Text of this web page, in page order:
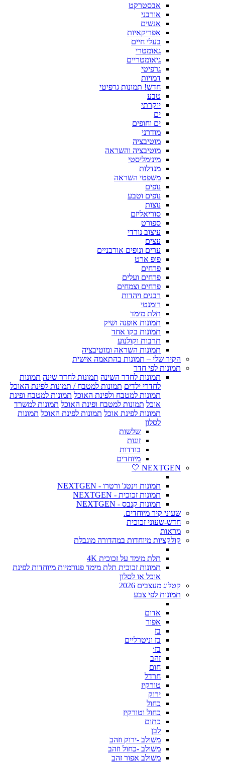
אבסטרקט
אורבני
אנשים
אפריקאיות
בעלי חיים
גאומטרי
גיאומטריים
גרפיטי
דמויות
חדש! תמונות גרפיטי
טבע
יוקרתי
ים
ים וחופים
מודרני
מוטיבציה
מוטיבציה והשראה
מינימליסטי
מנדלות
משפטי השראה
נופים
נופים וטבע
נוצות
סוריאליזם
ספורט
עיצוב נורדי
עצים
ערים ונופים אורבניים
פופ ארט
פרחים
פרחים ועלים
פרחים וצמחים
רבנים ויהדות
רומנטי
תלת מימד
תמונות אופנה ושיק
תמונות בקו אחד
תרבות וקולנוע
תמונות השראה ומוטיבציה
הקיר שלי – תמונות בהתאמה אישית
תמונות לפי חדר
תמונות לחדר השינה תמונות לחדר שינה תמונות
לחדרי ילדים תמונות למטבח / תמונות לפינת האוכל
תמונות למטבח ולפינת האוכל תמונות למטבח ופינת
אוכל תמונות למטבח ופינת האוכל תמונות למשרד
תמונות לפינת אוכל תמונות לפינת האוכל תמונות
לסלון
שלשות
זוגות
בודדות
מיוחדים
NEXTGEN 🤍
תמונות וינטג' ורטרו - NEXTGEN
תמונות זכוכית - NEXTGEN
תמונות קנבס - NEXTGEN
שעוני קיר מיוחדים.
חדש-שעוני זכוכית
מראות
קולקציות מיוחדות במהדורה מוגבלת
תלת מימד על זכוכית 4K
תמונות זכוכית תלת מימד פנורמיות מיוחדות לפינת
אוכל או לסלון
קטלוג מעצבים 2026
תמונות לפי צבע
אדום
אפור
בז
בז וניטרליים
בז׳
זהב
חום
חרדל
טורקיז
ירוק
כחול
כחול וטורקיז
כתום
לבן
משולב -ירוק וזהב
משולב -כחול וזהב
משולב אפור זהב